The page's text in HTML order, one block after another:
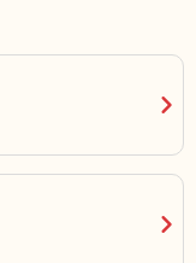
chevron_right
chevron_right